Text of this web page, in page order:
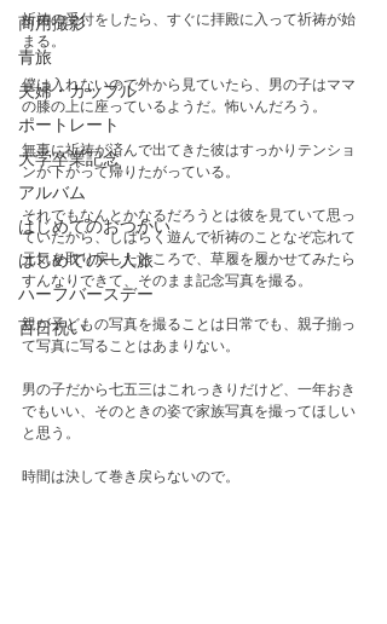
商用撮影
青旅
夫婦・カップル
ポートレート
大学卒業記念
アルバム
はじめてのおつかい
はじめての一人旅
ハーフバースデー
百日祝い
祈祷の受付をしたら、すぐに拝殿に入って祈祷が始
まる。
僕は入れないので外から見ていたら、男の子はママ
の膝の上に座っているようだ。怖いんだろう。
無事に祈祷が済んで出てきた彼はすっかりテンショ
ンが下がって帰りたがっている。
それでもなんとかなるだろうとは彼を見ていて思っ
ていたから、しばらく遊んで祈祷のことなぞ忘れて
元気を取り戻したところで、草履を履かせてみたら
すんなりできて、そのまま記念写真を撮る。
親が子どもの写真を撮ることは日常でも、親子揃っ
て写真に写ることはあまりない。
男の子だから七五三はこれっきりだけど、一年おき
でもいい、そのときの姿で家族写真を撮ってほしい
と思う。
時間は決して巻き戻らないので。